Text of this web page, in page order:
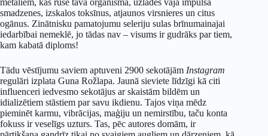
metāliem, kas rūsē tavā organismā, uzlādēs vāja impulsa
smadzenes, izskalos toksīnus, atjaunos virsnieres un citus
ogānus. Zinātnisku pamatojumu seleriju sulas brīnumainajai
iedarbībai nemeklē, jo tādas nav – visums ir gudrāks par tiem,
kam kabatā diploms!
Tādu vēstījumu saviem aptuveni 2900 sekotājām Instagram
regulāri izplata Guna Rožlapa. Jaunā sieviete līdzīgi kā citi
influenceri iedvesmo sekotājus ar skaistām bildēm un
idializētiem stāstiem par savu ikdienu. Tajos viņa mēdz
pieminēt karmu, vibrācijas, maģiju un nemirstību, taču konta
fokuss ir veselīgs uzturs. Tas, pēc autores domām, ir